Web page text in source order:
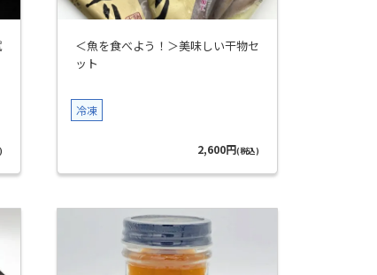
＜魚を食べよう！＞美味しい干物セ
ット
冷凍
2,600円(税込)